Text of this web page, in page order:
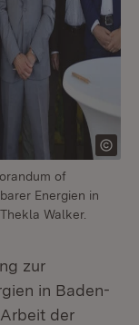
of
Energien in
Walker.
zur
in Baden-
der